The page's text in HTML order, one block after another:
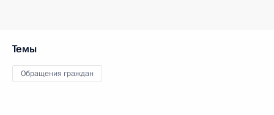
Темы
Обращения граждан